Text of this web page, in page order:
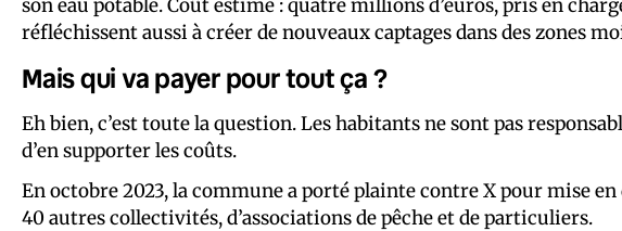
son eau potable. Coût estimé : quatre millions d’euros, pris en
réfléchissent aussi à créer de nouveaux captages dans des zones
Mais qui va payer pour tout ça ?
Eh bien, c’est toute la question. Les habitants ne sont pas
d’en supporter les coûts.
En octobre 2023, la commune a porté plainte contre X pour mise en
40 autres collectivités, d’associations de pêche et de particuliers.